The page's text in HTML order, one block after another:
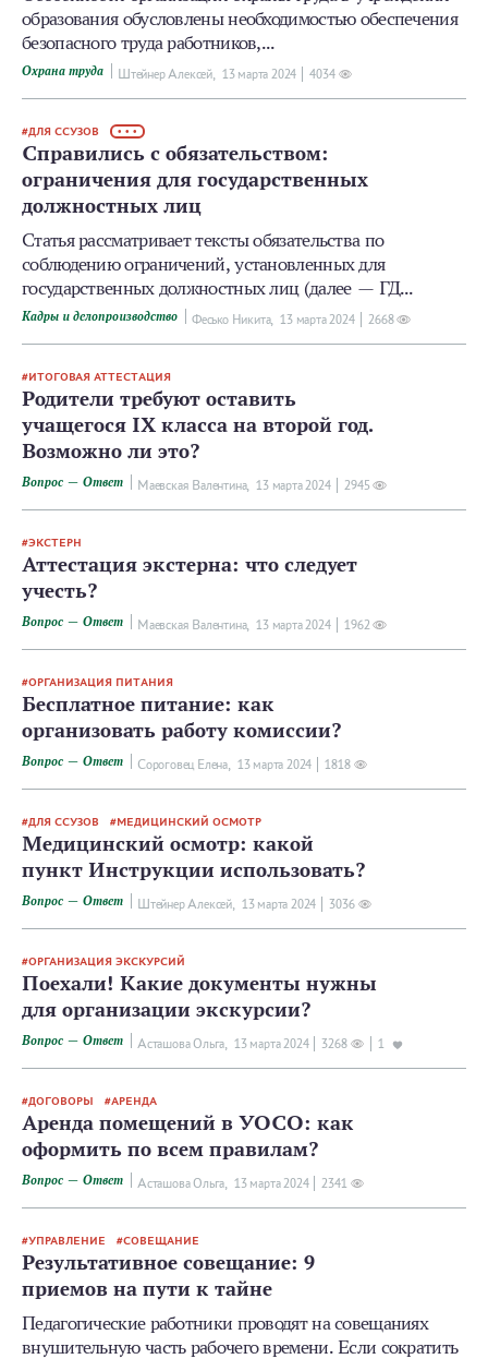
образования обусловлены необходимостью обеспечения
безопасного труда работников,...
Охрана труда Штейнер Алексей, 13 мартa 2024 4034
ДЛЯ ССУЗОВ • • •
Справились с обязательством:
ограничения для государственных
должностных лиц
Статья рассматривает тексты обязательства по
соблюдению ограничений, установленных для
государственных должностных лиц (далее — ГД...
Кадры и делопроизводство Фесько Никита, 13 мартa 2024 2668
ИТОГОВАЯ АТТЕСТАЦИЯ
Родители требуют оставить
учащегося IX класса на второй год.
Возможно ли это?
Вопрос — Ответ Маевская Валентина, 13 мартa 2024 2945
ЭКСТЕРН
Аттестация экстерна: что следует
учесть?
Вопрос — Ответ Маевская Валентина, 13 мартa 2024 1962
ОРГАНИЗАЦИЯ ПИТАНИЯ
Бесплатное питание: как
организовать работу комиссии?
Вопрос — Ответ Сороговец Елена, 13 мартa 2024 1818
ДЛЯ ССУЗОВ МЕДИЦИНСКИЙ ОСМОТР
Медицинский осмотр: какой
пункт Инструкции использовать?
Вопрос — Ответ Штейнер Алексей, 13 мартa 2024 3036
ОРГАНИЗАЦИЯ ЭКСКУРСИЙ
Поехали! Какие документы нужны
для организации экскурсии?
Вопрос — Ответ Асташова Ольга, 13 мартa 2024 3268 1
ДОГОВОРЫ АРЕНДА
Аренда помещений в УОСО: как
оформить по всем правилам?
Вопрос — Ответ Асташова Ольга, 13 мартa 2024 2341
УПРАВЛЕНИЕ СОВЕЩАНИЕ
Результативное совещание: 9
приемов на пути к тайне
Педагогические работники проводят на совещаниях
внушительную часть рабочего времени. Если сократить